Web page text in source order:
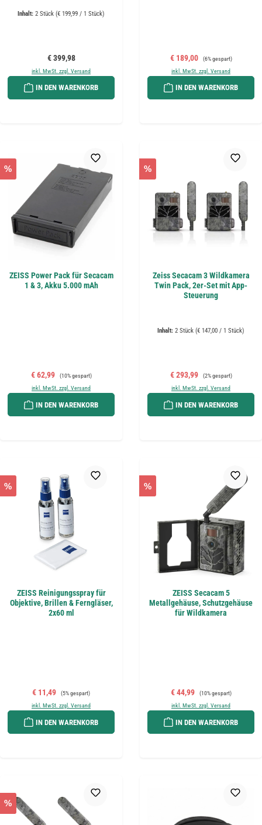
Inhalt: 2 Stück (€ 199,99 / 1 Stück)
Regulärer Preis:
€ 399,98
inkl. MwSt. zzgl. Versand
IN DEN WARENKORB
Verkaufspreis:
€ 189,00 Regulärer Preis:
(6% gespart)
inkl. MwSt. zzgl. Versand
IN DEN WARENKORB
%
ZEISS Power Pack für Secacam
1 & 3, Akku 5.000 mAh
Verkaufspreis:
€ 62,99 Regulärer Preis:
(10% gespart)
inkl. MwSt. zzgl. Versand
IN DEN WARENKORB
%
Zeiss Secacam 3 Wildkamera
Twin Pack, 2er-Set mit App-
Steuerung
Inhalt: 2 Stück (€ 147,00 / 1 Stück)
Verkaufspreis:
€ 293,99 Regulärer Preis:
(2% gespart)
inkl. MwSt. zzgl. Versand
IN DEN WARENKORB
%
ZEISS Reinigungsspray für
Objektive, Brillen & Ferngläser,
2x60 ml
Verkaufspreis:
€ 11,49 Regulärer Preis:
(5% gespart)
inkl. MwSt. zzgl. Versand
IN DEN WARENKORB
%
ZEISS Secacam 5
Metallgehäuse, Schutzgehäuse
für Wildkamera
Verkaufspreis:
€ 44,99 Regulärer Preis:
(10% gespart)
inkl. MwSt. zzgl. Versand
IN DEN WARENKORB
%